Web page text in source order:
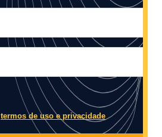
termos de uso e privacidade